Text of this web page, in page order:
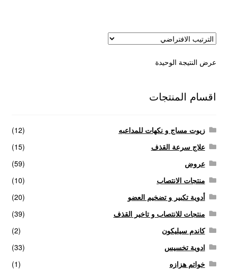
علاج سرعة القذف
كاندم سيليكون
لانجيري مثير
منتجات خاصة بالزوج
منتجات خاصة بالزوجة
منتجات لاثارة الزوجه
منتجات للانتصاب و تاخير القذف
عرض النتيجة الوحيدة
اقسام المنتجات
زيوت مساج و نكهات للمداعبه
(12)
علاج سرعة القذف
(15)
عروض
(59)
منتجات الانتصاب
(10)
أدوية تكبير و تضخيم العضو
(20)
منتجات للانتصاب و تاخير القذف
(39)
كاندم سيليكون
(2)
ادوية تخسيس
(33)
خواتم هزازه
(1)